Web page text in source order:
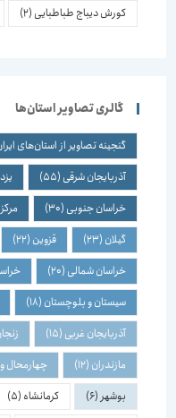
کورش دیباج طباطبایی(2)
گالری تصاویر استان‌ها
گنجینه تصاویر از استان‌های ایران(599)
آذربایجان شرقی(55)
(46)
خراسان جنوبی(30) مرکزی(26)
گیلان(23) قزوین(22)
خراسان شمالی(20)
سیستان و بلوچستان(18)
آذربایجان غربی(15) زنجان(13)
مازندران(12) چهارمحال و
بوشهر(6) کرمانشاه(5)